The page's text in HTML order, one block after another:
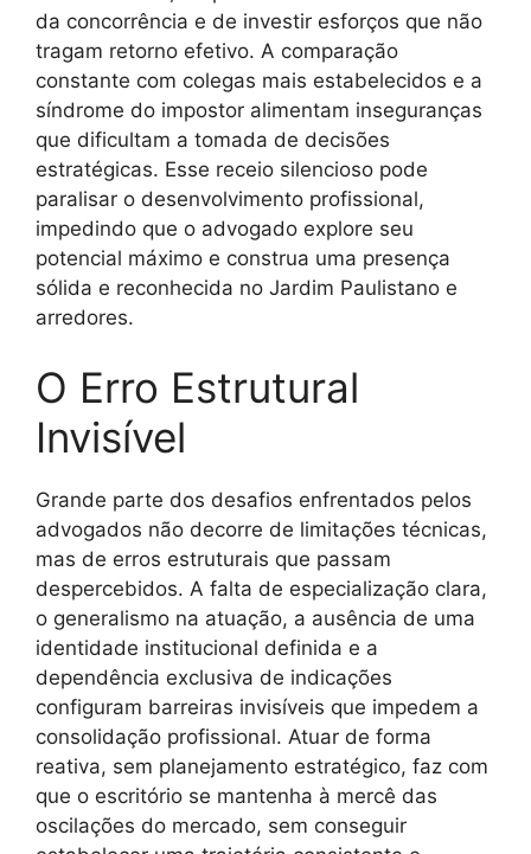
da concorrência e de investir esforços que não
tragam retorno efetivo. A comparação
constante com colegas mais estabelecidos e a
síndrome do impostor alimentam inseguranças
que dificultam a tomada de decisões
estratégicas. Esse receio silencioso pode
paralisar o desenvolvimento profissional,
impedindo que o advogado explore seu
potencial máximo e construa uma presença
sólida e reconhecida no Jardim Paulistano e
arredores.
O Erro Estrutural
Invisível
Grande parte dos desafios enfrentados pelos
advogados não decorre de limitações técnicas,
mas de erros estruturais que passam
despercebidos. A falta de especialização clara,
o generalismo na atuação, a ausência de uma
identidade institucional definida e a
dependência exclusiva de indicações
configuram barreiras invisíveis que impedem a
consolidação profissional. Atuar de forma
reativa, sem planejamento estratégico, faz com
que o escritório se mantenha à mercê das
oscilações do mercado, sem conseguir